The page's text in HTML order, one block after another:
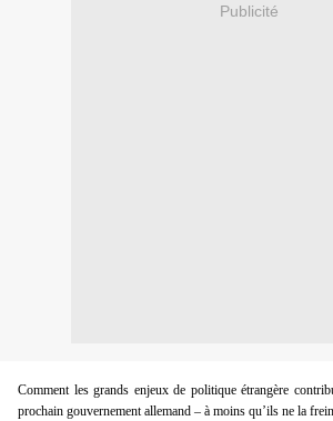
Publicité
Comment les grands enjeux de politique étrangère
prochain gouvernement allemand – à moins qu’ils ne la